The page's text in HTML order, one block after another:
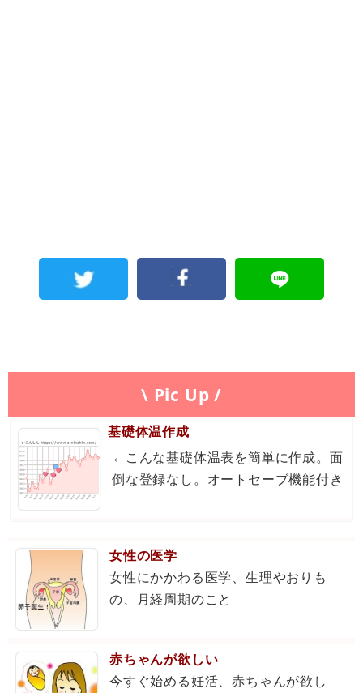
\ Pic Up /
基礎体温作成
←こんな基礎体温表を簡単に作成。面
倒な登録なし。オートセーブ機能付き
女性の医学
女性にかかわる医学、生理やおりも
の、月経周期のこと
赤ちゃんが欲しい
今すぐ始める妊活、赤ちゃんが欲し